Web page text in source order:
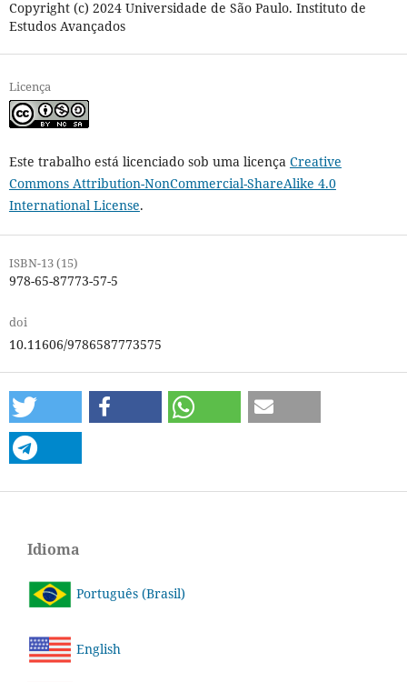
Copyright (c) 2024 Universidade de São Paulo. Instituto de
Estudos Avançados
Licença
Este trabalho está licenciado sob uma licença Creative
Commons Attribution-NonCommercial-ShareAlike 4.0
International License.
ISBN-13 (15)
978-65-87773-57-5
doi
10.11606/9786587773575
Idioma
Português (Brasil)
English